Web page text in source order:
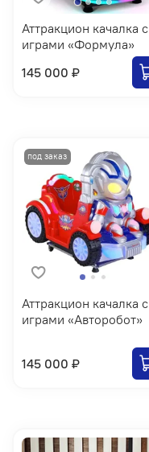
Аттракцион качалка с
играми «Формула»
145 000 ₽
Аттракцион качалка с
играми «Авторобот»
145 000 ₽